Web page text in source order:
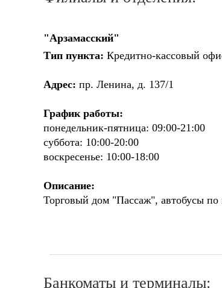
"Арзамасский"
Тип пункта: Кредитно-кассовый
Адрес: пр. Ленина, д. 137/1
График работы:
понедельник-пятница: 09:00-21:00
суббота: 10:00-20:00
воскресенье: 10:00-18:00
Описание:
Торговый дом "Пассаж", автобусы по
Банкоматы и терминалы: